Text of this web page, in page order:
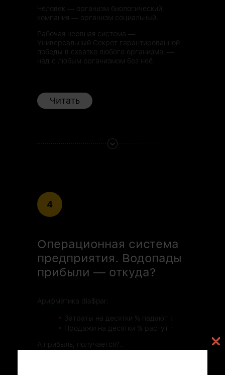
Человек — организм биологический,
компания — организм социальный.
Рабочая нервная система —
Универсальный Секрет гарантированной
победы в схватке любого организма, —
над с любым организмом без неё.
Читать
4
Операционная система
предприятия. Водопады
прибыли — откуда?
Арифметика dia$par:
• Затраты на десятки % падают
Продажи на десятки % растут
А прибыль, получается?..